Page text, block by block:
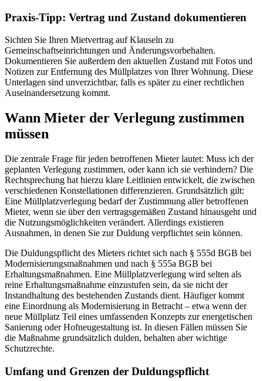
Praxis-Tipp: Vertrag und Zustand dokumentieren
Sichten Sie Ihren Mietvertrag auf Klauseln zu
Gemeinschaftseinrichtungen und Änderungsvorbehalten.
Dokumentieren Sie außerdem den aktuellen Zustand mit Fotos und
Notizen zur Entfernung des Müllplatzes von Ihrer Wohnung. Diese
Unterlagen sind unverzichtbar, falls es später zu einer rechtlichen
Auseinandersetzung kommt.
Wann Mieter der Verlegung zustimmen
müssen
Die zentrale Frage für jeden betroffenen Mieter lautet: Muss ich der
geplanten Verlegung zustimmen, oder kann ich sie verhindern? Die
Rechtsprechung hat hierzu klare Leitlinien entwickelt, die zwischen
verschiedenen Konstellationen differenzieren. Grundsätzlich gilt:
Eine Müllplatzverlegung bedarf der Zustimmung aller betroffenen
Mieter, wenn sie über den vertragsgemäßen Zustand hinausgeht und
die Nutzungsmöglichkeiten verändert. Allerdings existieren
Ausnahmen, in denen Sie zur Duldung verpflichtet sein können.
Die Duldungspflicht des Mieters richtet sich nach § 555d BGB bei
Modernisierungsmaßnahmen und nach § 555a BGB bei
Erhaltungsmaßnahmen. Eine Müllplatzverlegung wird selten als
reine Erhaltungsmaßnahme einzustufen sein, da sie nicht der
Instandhaltung des bestehenden Zustands dient. Häufiger kommt
eine Einordnung als Modernisierung in Betracht – etwa wenn der
neue Müllplatz Teil eines umfassenden Konzepts zur energetischen
Sanierung oder Hofneugestaltung ist. In diesen Fällen müssen Sie
die Maßnahme grundsätzlich dulden, behalten aber wichtige
Schutzrechte.
Umfang und Grenzen der Duldungspflicht